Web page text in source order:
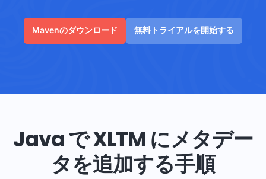
Mavenのダウンロード 無料トライアルを開始する
Java で XLTM にメタデー
タを追加する手順